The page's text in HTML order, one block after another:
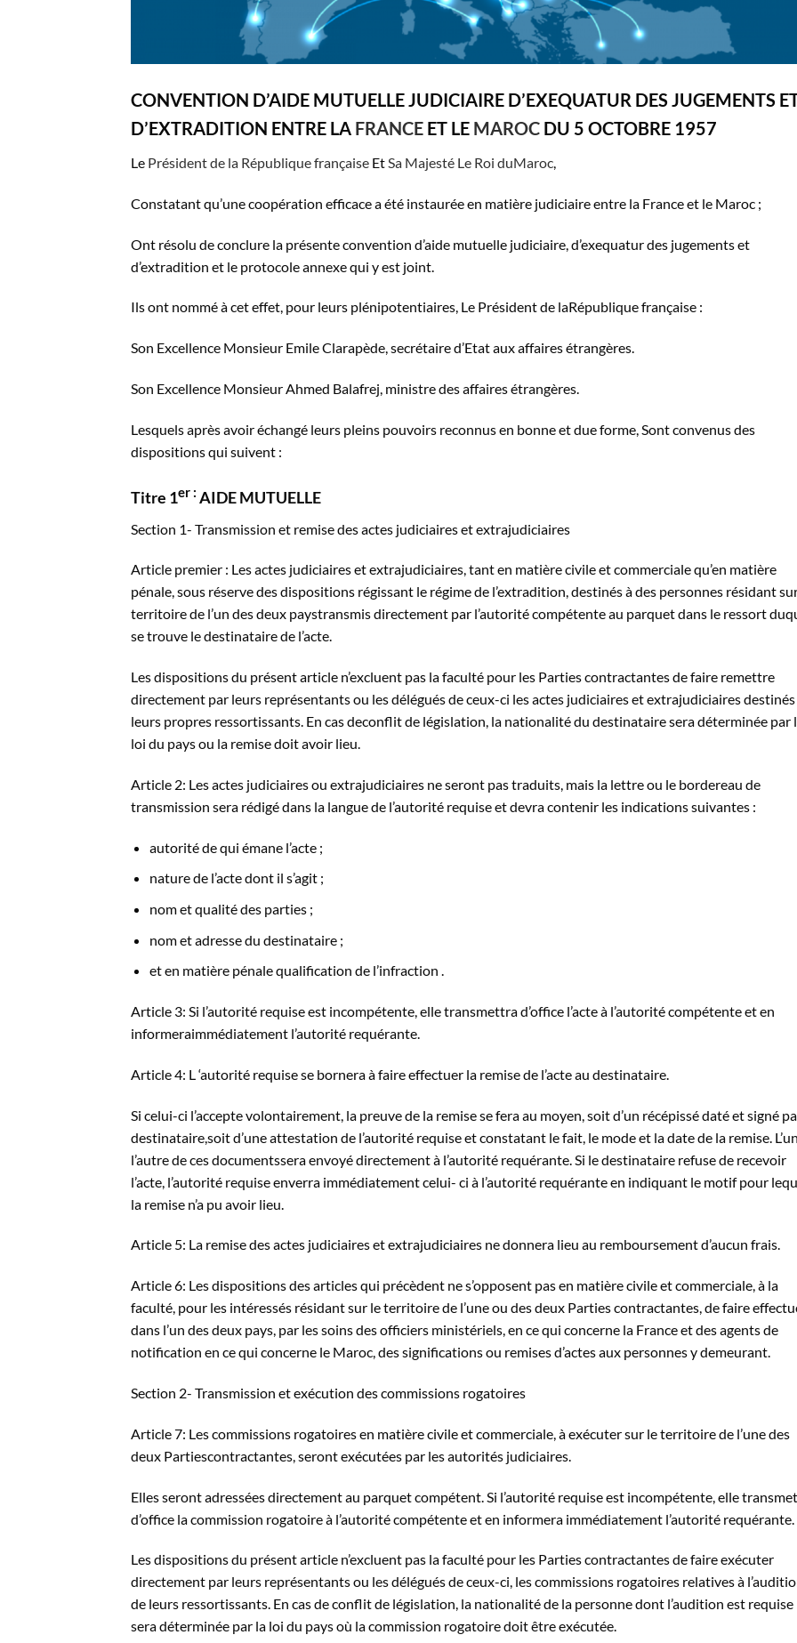
CONVENTION D’AIDE MUTUELLE JUDICIAIRE D’EXEQUATUR DES JUGEMENTS
D’EXTRADITION ENTRE LA FRANCE ET LE MAROC DU 5 OCTOBRE 1957
Le Président de la République française EtSa Majesté Le Roi duMaroc,
Constatant qu’une coopération efficace a été instaurée en matière judiciaire entre la France et le Maroc ;
Ont résolu de conclure la présente convention d’aide mutuelle judiciaire, d’exequatur des jugements et
d’extradition et le protocole annexe qui y est joint.
Ils ont nommé à cet effet, pour leurs plénipotentiaires, Le Président de laRépublique française :
Son Excellence Monsieur Emile Clarapède, secrétaire d’Etat aux affaires étrangères.
Son Excellence Monsieur Ahmed Balafrej, ministre des affaires étrangères.
Lesquels après avoir échangé leurs pleins pouvoirs reconnus en bonne et due forme, Sont convenus des
dispositions qui suivent :
Titre 1er : AIDE MUTUELLE
Section 1- Transmission et remise des actes judiciaires et extrajudiciaires
Article premier : Les actes judiciaires et extrajudiciaires, tant en matière civile et commerciale qu’en matière
pénale, sous réserve des dispositions régissant le régime de l’extradition, destinés à des personnes résidant
territoire de l’un des deux paystransmis directement par l’autorité compétente au parquet dans le ressort
se trouve le destinataire de l’acte.
Les dispositions du présent article n’excluent pas la faculté pour les Parties contractantes de faire remettre
directement par leurs représentants ou les délégués de ceux-ci les actes judiciaires et extrajudiciaires destinés
leurs propres ressortissants. En cas deconflit de législation, la nationalité du destinataire sera déterminée par
loi du pays ou la remise doit avoir lieu.
Article 2: Les actes judiciaires ou extrajudiciaires ne seront pas traduits, mais la lettre ou le bordereau de
transmission sera rédigé dans la langue de l’autorité requise et devra contenir les indications suivantes :
autorité de qui émane l’acte ;
nature de l’acte dont il s’agit ;
nom et qualité des parties ;
nom et adresse du destinataire ;
et en matière pénale qualification de l’infraction .
Article 3: Si l’autorité requise est incompétente, elle transmettra d’office l’acte à l’autorité compétente et en
informeraimmédiatement l’autorité requérante.
Article 4: L ‘autorité requise se bornera à faire effectuer la remise de l’acte au destinataire.
Si celui-ci l’accepte volontairement, la preuve de la remise se fera au moyen, soit d’un récépissé daté et signé
destinataire,soit d’une attestation de l’autorité requise et constatant le fait, le mode et la date de la remise.
l’autre de ces documentssera envoyé directement à l’autorité requérante. Si le destinataire refuse de recevoir
l’acte, l’autorité requise enverra immédiatement celui- ci à l’autorité requérante en indiquant le motif pour
la remise n’a pu avoir lieu.
Article 5: La remise des actes judiciaires et extrajudiciaires ne donnera lieu au remboursement d’aucun frais.
Article 6: Les dispositions des articles qui précèdent ne s’opposent pas en matière civile et commerciale, à la
faculté, pour les intéressés résidant sur le territoire de l’une ou des deux Parties contractantes, de faire
dans l’un des deux pays, par les soins des officiers ministériels, en ce qui concerne la France et des agents de
notification en ce qui concerne le Maroc, des significations ou remises d’actes aux personnes y demeurant.
Section 2- Transmission et exécution des commissions rogatoires
Article 7: Les commissions rogatoires en matière civile et commerciale, à exécuter sur le territoire de l’une des
deux Partiescontractantes, seront exécutées par les autorités judiciaires.
Elles seront adressées directement au parquet compétent. Si l’autorité requise est incompétente, elle
d’office la commission rogatoire à l’autorité compétente et en informera immédiatement l’autorité requérante.
Les dispositions du présent article n’excluent pas la faculté pour les Parties contractantes de faire exécuter
directement par leurs représentants ou les délégués de ceux-ci, les commissions rogatoires relatives à
de leurs ressortissants. En cas de conflit de législation, la nationalité de la personne dont l’audition est requise
sera déterminée par la loi du pays où la commission rogatoire doit être exécutée.